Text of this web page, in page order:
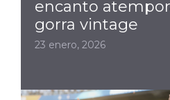
encanto
gorra vintage
23 enero, 2026